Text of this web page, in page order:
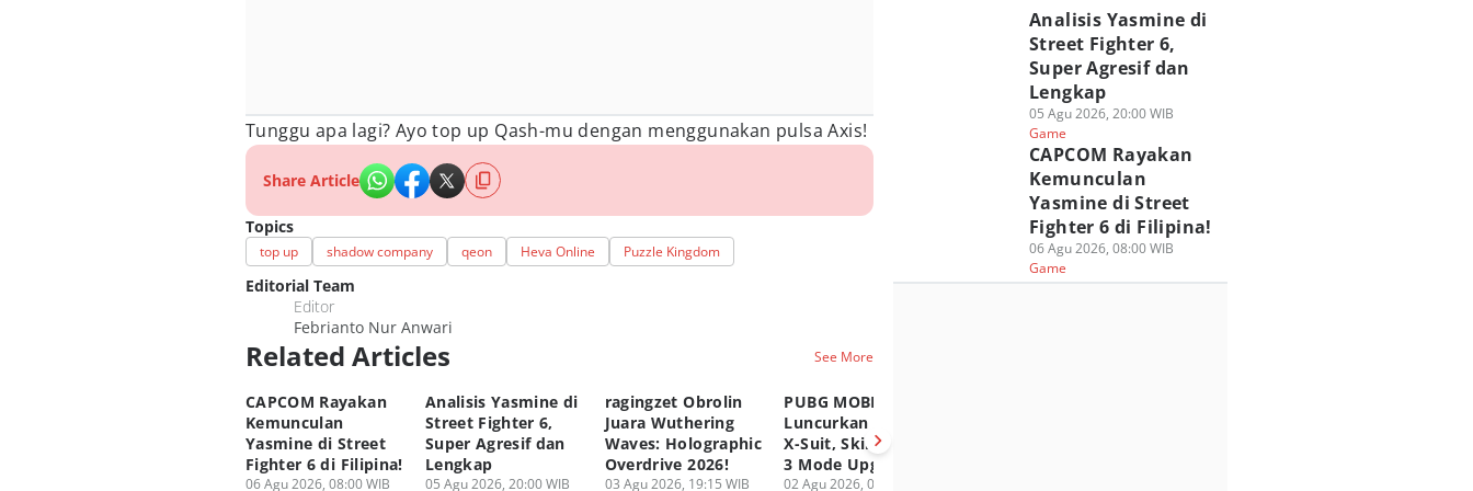
Tunggu apa lagi? Ayo top up Qash-mu dengan menggunakan pulsa Axis!
Share Article
Topics
top up shadow company qeon Heva Online Puzzle Kingdom
Editorial Team
Editor
Febrianto Nur Anwari
Related Articles See More
CAPCOM Rayakan
Kemunculan
Yasmine di Street
Fighter 6 di Filipina!
06 Agu 2026, 08:00 WIB
Analisis Yasmine di
Street Fighter 6,
Super Agresif dan
Lengkap
05 Agu 2026, 20:00 WIB
ragingzet Obrolin
Juara Wuthering
Waves: Holographic
Overdrive 2026!
03 Agu 2026, 19:15 WIB
PUBG MOBILE
Luncurkan Druvaen
X-Suit, Skin Dengan
3 Mode Upgradable!
02 Agu 2026, 05:00 WIB
Analisis Yasmine di
Street Fighter 6,
Super Agresif dan
Lengkap
05 Agu 2026, 20:00 WIB
Game
CAPCOM Rayakan
Kemunculan
Yasmine di Street
Fighter 6 di Filipina!
06 Agu 2026, 08:00 WIB
Game